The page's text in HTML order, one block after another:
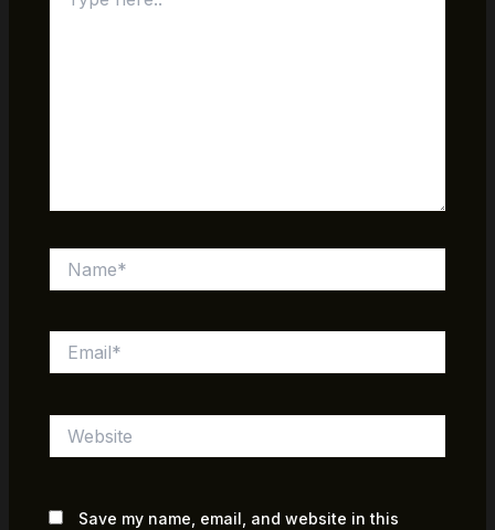
Save my name, email, and website in this